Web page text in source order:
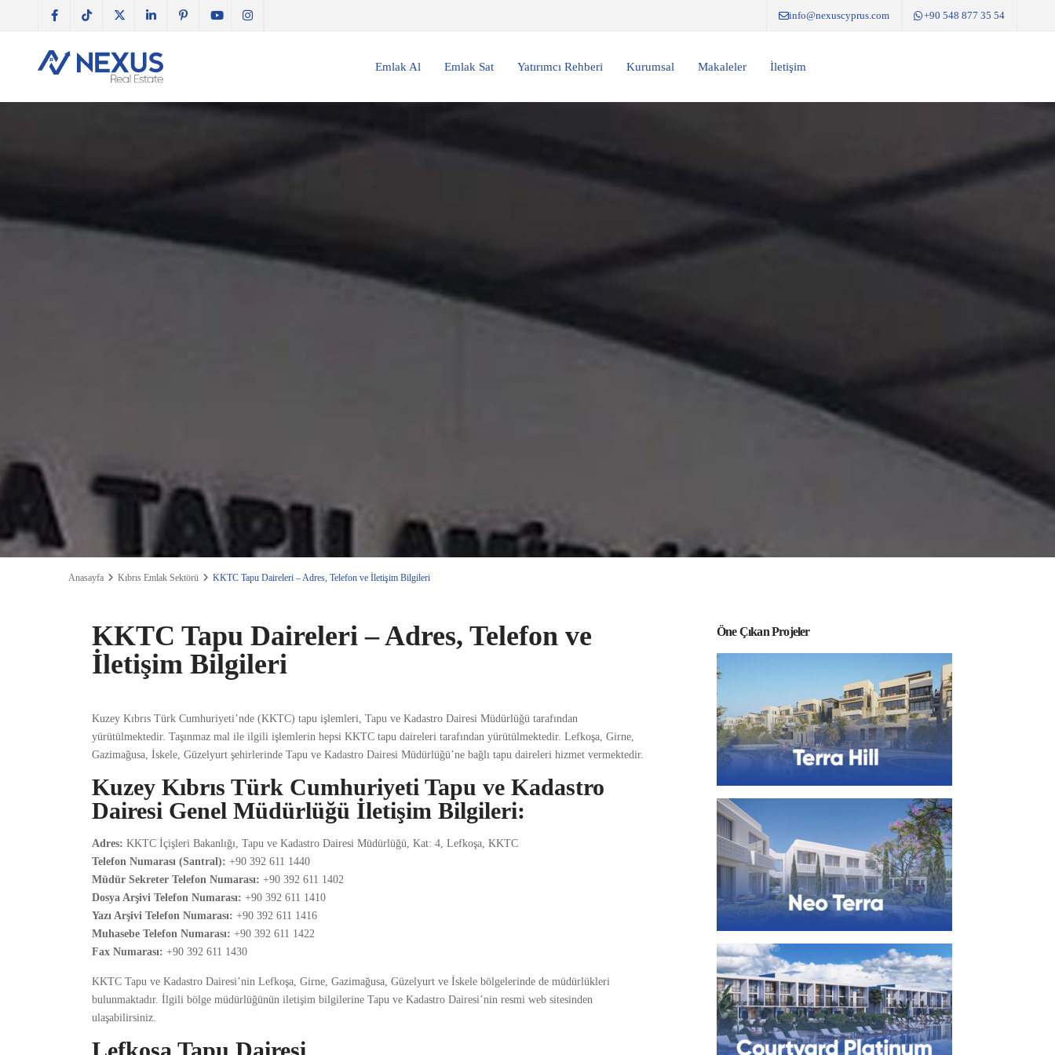
info@nexuscyprus.com +90 548 877 35 54
Emlak Al Emlak Sat Yatırımcı Rehberi Kurumsal Makaleler İletişim
Anasayfa Kıbrıs Emlak Sektörü KKTC Tapu Daireleri – Adres, Telefon ve İletişim Bilgileri
KKTC Tapu Daireleri – Adres, Telefon ve
İletişim Bilgileri
Kuzey Kıbrıs Türk Cumhuriyeti’nde (KKTC) tapu işlemleri, Tapu ve Kadastro Dairesi Müdürlüğü tarafından
yürütülmektedir. Taşınmaz mal ile ilgili işlemlerin hepsi KKTC tapu daireleri tarafından yürütülmektedir. Lefkoşa, Girne,
Gazimağusa, İskele, Güzelyurt şehirlerinde Tapu ve Kadastro Dairesi Müdürlüğü’ne bağlı tapu daireleri hizmet vermektedir.
Kuzey Kıbrıs Türk Cumhuriyeti Tapu ve Kadastro
Dairesi Genel Müdürlüğü İletişim Bilgileri:
Adres: KKTC İçişleri Bakanlığı, Tapu ve Kadastro Dairesi Müdürlüğü, Kat: 4, Lefkoşa, KKTC
Telefon Numarası (Santral): +90 392 611 1440
Müdür Sekreter Telefon Numarası: +90 392 611 1402
Dosya Arşivi Telefon Numarası: +90 392 611 1410
Yazı Arşivi Telefon Numarası: +90 392 611 1416
Muhasebe Telefon Numarası: +90 392 611 1422
Fax Numarası: +90 392 611 1430
KKTC Tapu ve Kadastro Dairesi’nin Lefkoşa, Girne, Gazimağusa, Güzelyurt ve İskele bölgelerinde de müdürlükleri
bulunmaktadır. İlgili bölge müdürlüğünün iletişim bilgilerine Tapu ve Kadastro Dairesi’nin resmi web sitesinden
ulaşabilirsiniz.
Öne Çıkan Projeler